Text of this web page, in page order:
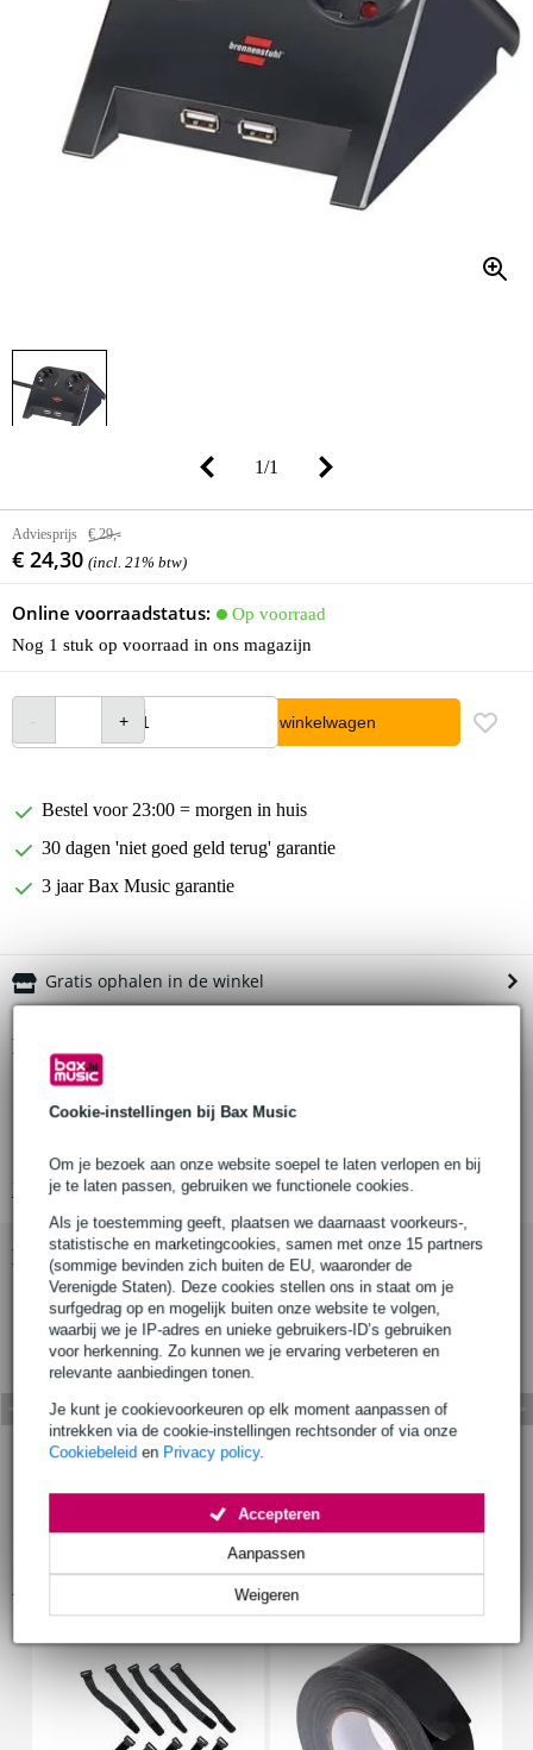
Cookie-instellingen bij Bax Music
Om je bezoek aan onze website soepel te laten verlopen en bij
je te laten passen, gebruiken we functionele cookies.
Als je toestemming geeft, plaatsen we daarnaast voorkeurs-,
statistische en marketingcookies, samen met onze 15 partners
(sommige bevinden zich buiten de EU, waaronder de
Verenigde Staten). Deze cookies stellen ons in staat om je
surfgedrag op en mogelijk buiten onze website te volgen,
waarbij we je IP-adres en unieke gebruikers-ID’s gebruiken
voor herkenning. Zo kunnen we je ervaring verbeteren en
relevante aanbiedingen tonen.
Je kunt je cookievoorkeuren op elk moment aanpassen of
intrekken via de cookie-instellingen rechtsonder of via onze
Cookiebeleid en Privacy policy.
Weigeren
Aanpassen
Accepteren
1/1
Adviesprijs € 29,-
€ 24,30 (incl. 21% btw)
Online voorraadstatus:
Op voorraad
Nog 1 stuk op voorraad in ons magazijn
In winkelwagen
Bestel voor 23:00 = morgen in huis
30 dagen 'niet goed geld terug' garantie
3 jaar Bax Music garantie
Gratis ophalen in de winkel
Productinformatie
Brennenstuhl Desktop-Power 1153500222
hoekstekker met stopcontacten en USB-aansluitingen
Bekijk alle productspecificaties
Bekijk ook eens (1)